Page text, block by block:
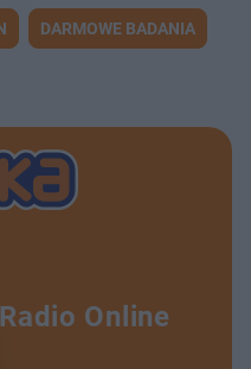
DARMOWE BADANIA
Radio Online